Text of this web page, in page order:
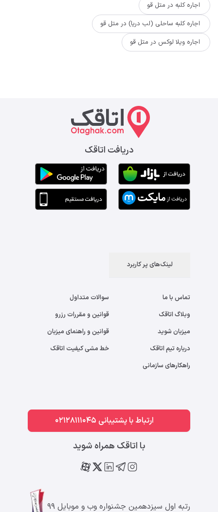
اجاره کلبه در متل قو
اجاره کلبه ساحلی (لب دریا) در متل قو
اجاره ویلا لوکس در متل قو
دریافت اتاقک
لینک‌های پر کاربرد
تماس با ما
وبلاگ اتاقک
میزبان شوید
درباره تیم اتاقک
راهکارهای سازمانی
سوالات متداول
قوانین و مقررات رزرو
قوانین و راهنمای میزبان
خط مشی کیفیت اتاقک
ارتباط با پشتیبانی 02128111045
با اتاقک همراه شوید
رتبه اول سیزدهمین جشنواره وب و موبایل ۹۹